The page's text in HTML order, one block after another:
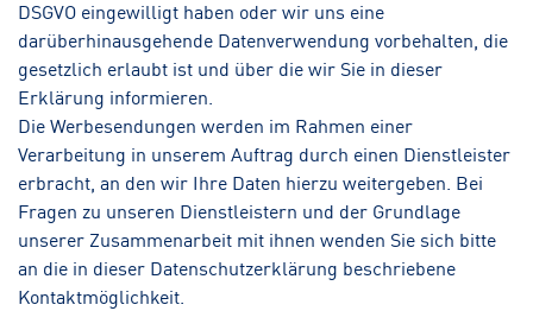
DSGVO eingewilligt haben oder wir uns eine
darüberhinausgehende Datenverwendung vorbehalten, die
gesetzlich erlaubt ist und über die wir Sie in dieser
Erklärung informieren.
Die Werbesendungen werden im Rahmen einer
Verarbeitung in unserem Auftrag durch einen Dienstleister
erbracht, an den wir Ihre Daten hierzu weitergeben. Bei
Fragen zu unseren Dienstleistern und der Grundlage
unserer Zusammenarbeit mit ihnen wenden Sie sich bitte
an die in dieser Datenschutzerklärung beschriebene
Kontaktmöglichkeit.